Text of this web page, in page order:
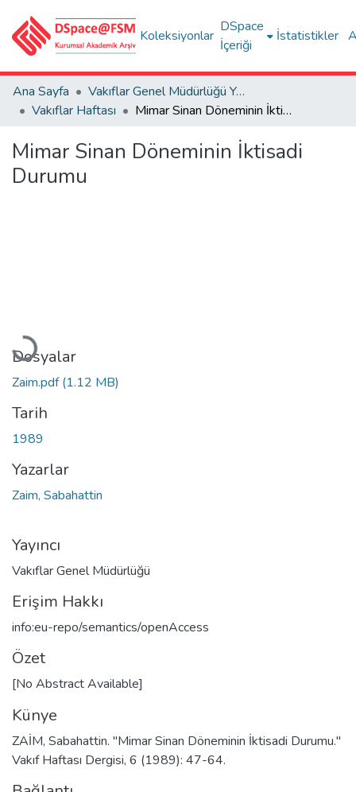
Koleksiyonlar
DSpace
İçeriği
İstatistikler
Ana Sayfa
Vakıflar Genel Müdürlüğü Yayınları
Vakıflar Haftası
Mimar Sinan Döneminin İktisadi Durumu
Mimar Sinan Döneminin İktisadi
Durumu
Yükleniyor...
Dosyalar
Zaim.pdf(1.12 MB)
Tarih
1989
Yazarlar
Zaim, Sabahattin
Yayıncı
Vakıflar Genel Müdürlüğü
Erişim Hakkı
info:eu-repo/semantics/openAccess
Özet
[No Abstract Available]
Künye
ZAİM, Sabahattin. "Mimar Sinan Döneminin İktisadi Durumu."
Vakıf Haftası Dergisi, 6 (1989): 47-64.